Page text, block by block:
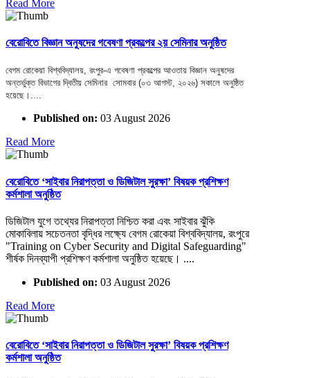
Read More
বেরোবিতে বিজ্ঞান অনুষদের গবেষণা প্রকল্পের ২য় সেমিনার অনুষ্ঠিত
বেগম রোকেয়া বিশ্ববিদ্যালয়, রংপুর-এ গবেষণা প্রকল্পের আওতায় বিজ্ঞান অনুষদের
অন্তর্ভুক্ত বিভাগের দ্বিতীয় সেমিনার সোমবার (০৩ আগস্ট, ২০২৬) সকালে অনুষ্ঠিত
হয়েছে।....
Published on: 03 August 2026
Read More
বেরোবিতে ‘সাইবার নিরাপত্তা ও ডিজিটাল সুরক্ষা’ বিষয়ক প্রশিক্ষণ
কর্মশালা অনুষ্ঠিত
ডিজিটাল যুগে তথ্যের নিরাপত্তা নিশ্চিত করা এবং সাইবার ঝুঁকি
মোকাবিলায় সচেতনতা বৃদ্ধির লক্ষ্যে বেগম রোকেয়া বিশ্ববিদ্যালয়, রংপুরে
"Training on Cyber Security and Digital Safeguarding"
শীর্ষক দিনব্যাপী প্রশিক্ষণ কর্মশালা অনুষ্ঠিত হয়েছে। ....
Published on: 03 August 2026
Read More
বেরোবিতে ‘সাইবার নিরাপত্তা ও ডিজিটাল সুরক্ষা’ বিষয়ক প্রশিক্ষণ
কর্মশালা অনুষ্ঠিত